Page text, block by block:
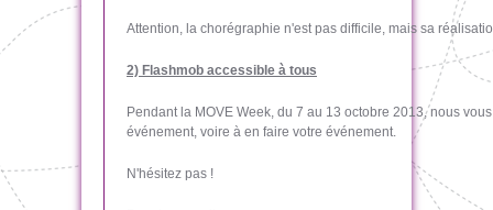
Attention, la chorégraphie n'est pas difficile, mais sa
2) Flashmob accessible à tous
Pendant la MOVE Week, du 7 au 13 octobre 2013, nous
événement, voire à en faire votre événement.
N'hésitez pas !